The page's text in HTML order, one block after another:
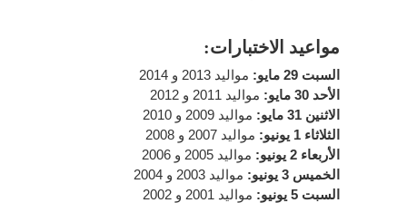
مواعيد الاختبارات:
السبت 29 مايو:
مواليد 2013 و 2014
الأحد 30 مايو:
مواليد 2011 و 2012
الاثنين 31 مايو:
مواليد 2009 و 2010
الثلاثاء 1 يونيو:
مواليد 2007 و 2008
الأربعاء 2 يونيو:
مواليد 2005 و 2006
الخميس 3 يونيو:
مواليد 2003 و 2004
السبت 5 يونيو:
مواليد 2001 و 2002